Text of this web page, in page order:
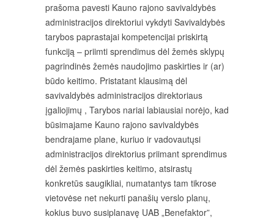
prašoma pavesti Kauno rajono savivaldybės
administracijos direktoriui vykdyti Savivaldybės
tarybos paprastajai kompetencijai priskirtą
funkciją – priimti sprendimus dėl žemės sklypų
pagrindinės žemės naudojimo paskirties ir (ar)
būdo keitimo. Pristatant klausimą dėl
savivaldybės administracijos direktoriaus
įgaliojimų , Tarybos nariai labiausiai norėjo, kad
būsimajame Kauno rajono savivaldybės
bendrajame plane, kuriuo ir vadovautųsi
administracijos direktorius priimant sprendimus
dėl žemės paskirties keitimo, atsirastų
konkretūs saugikliai, numatantys tam tikrose
vietovėse net nekurti panašių verslo planų,
kokius buvo susiplanavę UAB „Benefaktor”,